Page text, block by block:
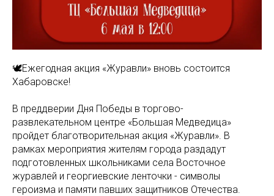
🕊️Ежегодная акция «Журавли» вновь состоится
Хабаровске!
В преддверии Дня Победы в торгово-
развлекательном центре «Большая Медведица»
пройдет благотворительная акция «Журавли». В
рамках мероприятия жителям города раздадут
подготовленных школьниками села Восточное
журавлей и георгиевские ленточки - символы
героизма и памяти павших защитников Отечества.